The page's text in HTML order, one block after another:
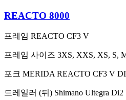
REACTO 8000
프레임 REACTO CF3 V
프레임 사이즈 3XS, XXS, XS, S,
포크 MERIDA REACTO CF3 V
드레일러 (뒤) Shimano Ultegra Di2